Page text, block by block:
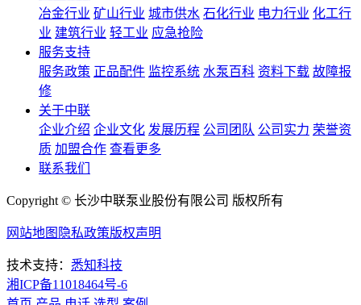
冶金行业 矿山行业 城市供水 石化行业 电力行业 化工行
业 建筑行业 轻工业 应急抢险
服务支持
服务政策 正品配件 监控系统 水泵百科 资料下载 故障报
修
关于中联
企业介绍 企业文化 发展历程 公司团队 公司实力 荣誉资
质 加盟合作 查看更多
联系我们
Copyright © 长沙中联泵业股份有限公司 版权所有
网站地图 隐私政策版权声明
技术支持： 悉知科技
湘ICP备11018464号-6